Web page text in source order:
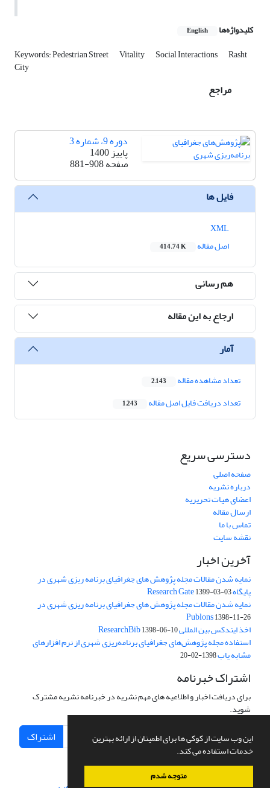
این وب سایت از کوکی ها برای اطمینان از ارائه بهترین
خدمات استفاده می کند.
متوجه شدم
کلیدواژه‌ها English
Keywords: Pedestrian Street Vitality Social Interactions Rasht
City
مراجع
دوره 9، شماره 3
پاییز 1400
صفحه881-908
فایل ها
اصل مقاله
414.74 K
هم رسانی
ارجاع به این مقاله
آمار
تعداد مشاهده مقاله 2,143
تعداد دریافت فایل اصل مقاله 1,243
دسترسی سریع
صفحه اصلی
درباره نشریه
اعضای هیات تحریریه
ارسال مقاله
تماس با ما
نقشه سایت
آخرین اخبار
نمایه شدن مقالات مجله پژوهش های جغرافیای برنامه ریزی شهری در
پایگاه Research Gate1399-03-03
نمایه شدن مقالات مجله پژوهش های جغرافیای برنامه ریزی شهری در
Publons1398-11-26
اخذ ایندکس بین المللی ResearchBib1398-06-10
استفاده مجله پژوهش‌های جغرافیای برنامه‌ریزی شهری از نرم افزارهای
مشابه یاب1398-02-20
اشتراک خبرنامه
برای دریافت اخبار و اطلاعیه های مهم نشریه در خبرنامه نشریه مشترک
شوید.
اشتراک